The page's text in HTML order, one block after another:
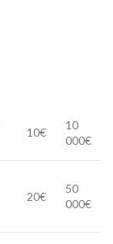
10€
10
000€
20€
50
000€